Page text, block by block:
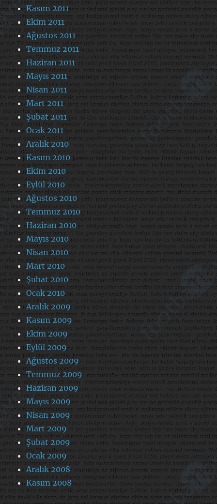
Kasım 2011
Ekim 2011
Ağustos 2011
Temmuz 2011
Haziran 2011
Mayıs 2011
Nisan 2011
Mart 2011
Şubat 2011
Ocak 2011
Aralık 2010
Kasım 2010
Ekim 2010
Eylül 2010
Ağustos 2010
Temmuz 2010
Haziran 2010
Mayıs 2010
Nisan 2010
Mart 2010
Şubat 2010
Ocak 2010
Aralık 2009
Kasım 2009
Ekim 2009
Eylül 2009
Ağustos 2009
Temmuz 2009
Haziran 2009
Mayıs 2009
Nisan 2009
Mart 2009
Şubat 2009
Ocak 2009
Aralık 2008
Kasım 2008